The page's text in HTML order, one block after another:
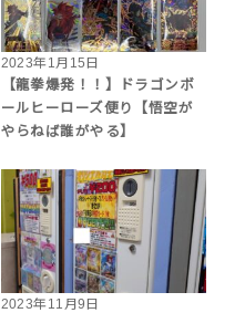
2023年1月15日
【龍拳爆発！！】ドラゴンボ
ールヒーローズ便り【悟空が
やらねば誰がやる】
2023年11月9日